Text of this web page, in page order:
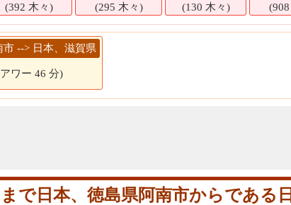
(392 木々)
(295 木々)
(130 木々)
--> 日本、滋賀県
ワー 46 分)
で日本、徳島県阿南市からである